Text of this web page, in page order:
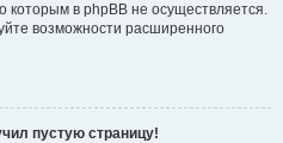
которым в phpBB не осуществляется.
возможности расширенного
пустую страницу!